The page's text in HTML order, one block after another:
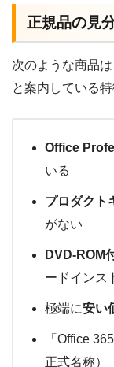
正規品の見
次のような商品
と案内している特
Office
いる
プロダクト
がない
DVD-ROM
ードインス
極端に安い
「Office
正式名称）